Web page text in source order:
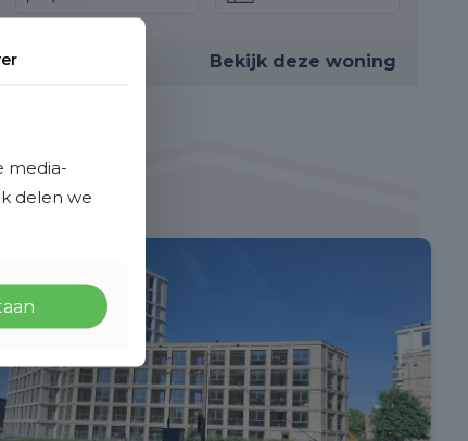
Bekijk deze woning
Verhuurd
media-
delen we